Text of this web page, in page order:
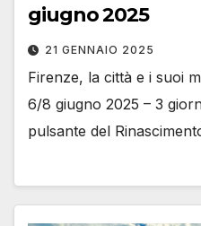
giugno 2025
21 GENNAIO 2025
Firenze, la città e i suoi
6/8 giugno 2025 – 3
pulsante del